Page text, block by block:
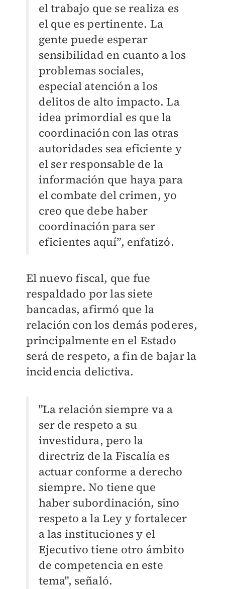
el trabajo que se realiza es
el que es pertinente. La
gente puede esperar
sensibilidad en cuanto a los
problemas sociales,
especial atención a los
delitos de alto impacto. La
idea primordial es que la
coordinación con las otras
autoridades sea eficiente y
el ser responsable de la
información que haya para
el combate del crimen, yo
creo que debe haber
coordinación para ser
eficientes aquí”, enfatizó.
El nuevo fiscal, que fue
respaldado por las siete
bancadas, afirmó que la
relación con los demás poderes,
principalmente en el Estado
será de respeto, a fin de bajar la
incidencia delictiva.
"La relación siempre va a
ser de respeto a su
investidura, pero la
directriz de la Fiscalía es
actuar conforme a derecho
siempre. No tiene que
haber subordinación, sino
respeto a la Ley y fortalecer
a las instituciones y el
Ejecutivo tiene otro ámbito
de competencia en este
tema", señaló.